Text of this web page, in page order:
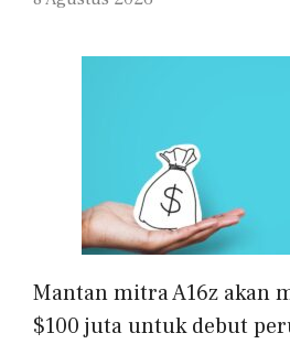
Mantan mitra A16z akan
$100 juta untuk debut